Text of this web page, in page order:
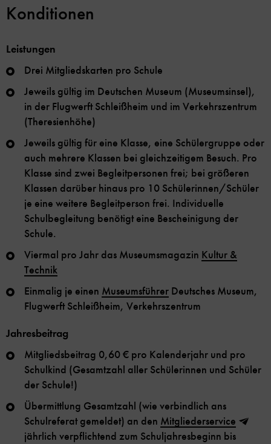
Konditionen
Leistungen
Drei Mitgliedskarten pro Schule
Jeweils gültig im Deutschen Museum (Museumsinsel),
in der Flugwerft Schleißheim und im Verkehrszentrum
(Theresienhöhe)
Jeweils gültig für eine Klasse, eine Schülergruppe oder
auch mehrere Klassen bei gleichzeitigem Besuch. Pro
Klasse sind zwei Begleitpersonen frei; bei größeren
Klassen darüber hinaus pro 10 Schülerinnen/Schüler
je eine weitere Begleitperson frei. Individuelle
Schulbegleitung benötigt eine Bescheinigung der
Schule.
Viermal pro Jahr das Museumsmagazin Kultur &
Technik
Einmalig je einen Museumsführer Deutsches Museum,
Flugwerft Schleißheim, Verkehrszentrum
Jahresbeitrag
Mitgliedsbeitrag 0,60 € pro Kalenderjahr und pro
Schulkind (Gesamtzahl aller Schülerinnen und Schüler
der Schule!)
Übermittlung Gesamtzahl (wie verbindlich ans
Schulreferat gemeldet) an den Mitgliederservice
jährlich verpflichtend zum Schuljahresbeginn bis